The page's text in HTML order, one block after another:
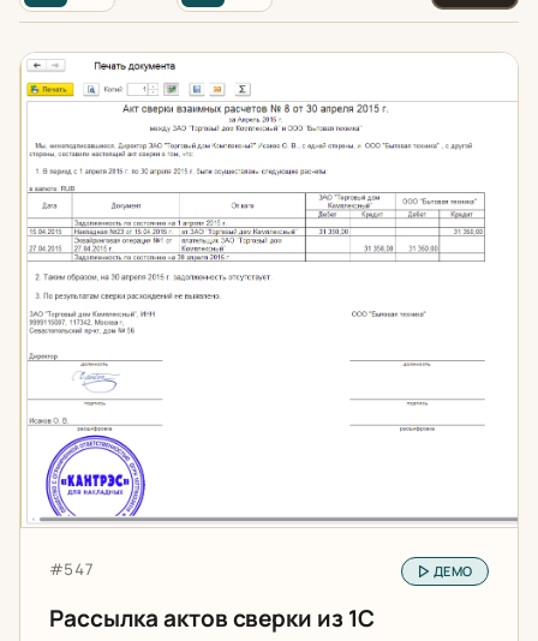
Цена от (₽)
Цена до (₽)
Только разработки с демо
Рассылка актов сверки из 1С
Артикул:
#547 ДЕМО
Рассылка актов сверки из 1С